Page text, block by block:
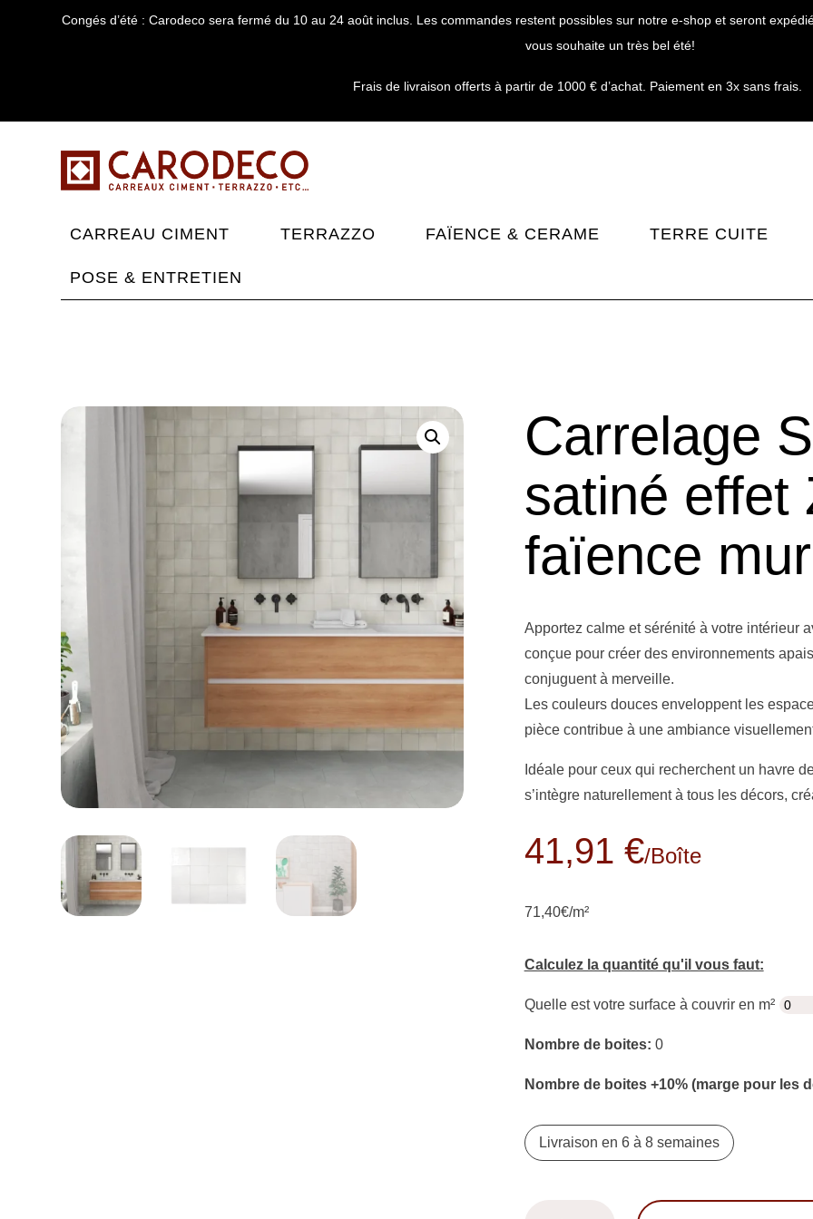
Congés d’été : Carodeco sera fermé du 10 au 24 août inclus. Les commandes restent possibles sur notre e-shop et seront
vous souhaite un très bel été!
Frais de livraison offerts à partir de 1000 € d’achat. Paiement en 3x sans frais.
CARREAU CIMENT TERRAZZO FAÏENCE & CERAME TERRE CUITE
POSE & ENTRETIEN
Carrelage
satiné effet
faïence
Apportez calme et sérénité à votre intérieur
conçue pour créer des environnements
conjuguent à merveille.
Les couleurs douces enveloppent les
pièce contribue à une ambiance
Idéale pour ceux qui recherchent un havre
s’intègre naturellement à tous les décors,
41,91 €/boîte
71,40€/m²
Calculez la quantité qu'il vous faut:
Quelle est votre surface à couvrir en m²
Nombre de boites: 0
Nombre de boites +10% (marge pour les
Livraison en 6 à 8 semaines